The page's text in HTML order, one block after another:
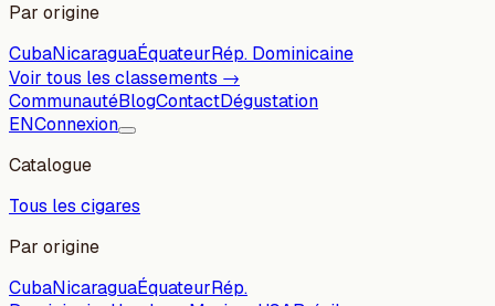
Par origine
CubaNicaraguaÉquateurRép. Dominicaine
Voir tous les classements →
CommunautéBlogContactDégustation
ENConnexion
Catalogue
Tous les cigares
Par origine
CubaNicaraguaÉquateurRép.